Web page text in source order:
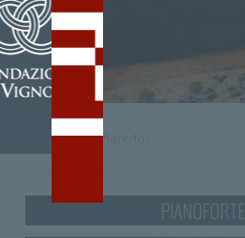
/tag Pianoforte
PIANOFORTE